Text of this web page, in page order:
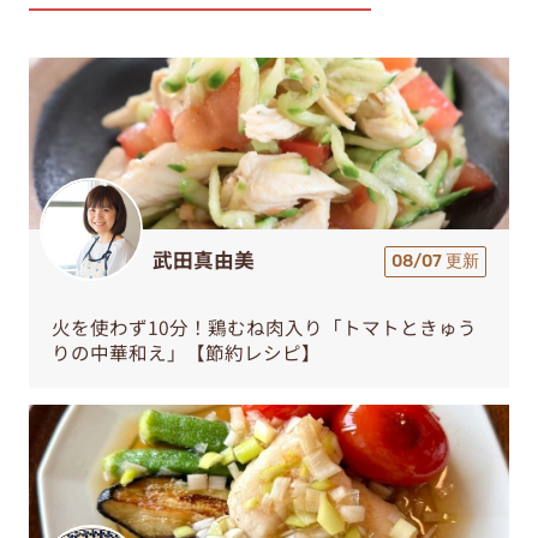
武田真由美 08/07 更新
火を使わず10分！鶏むね肉入り「トマトときゅう
りの中華和え」【節約レシピ】